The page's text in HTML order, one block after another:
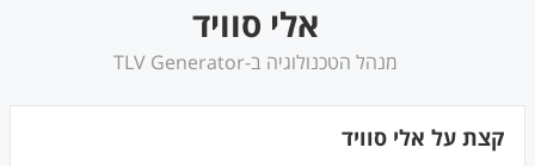
אלי סוויד
מנהל הטכנולוגיה ב-TLV Generator
קצת על אלי סוויד